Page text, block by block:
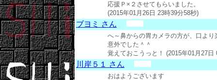
応援Ｐ×２させてもらいました。
(2015年01月26日 23時39分58秒)
ブヨミ さん
へ～鼻からの胃カメラの方が、口より
意外でした＾＾
覚えておこうっと！ (2015年01月27日
川岸５１ さん
おはようございます